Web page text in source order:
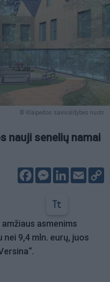
© Klaipėdos savivaldybės nuotr.
nauji senelių namai
FacebookMessenger
LinkedIn
Email
asmenims
9,4 mln. eurų, juos